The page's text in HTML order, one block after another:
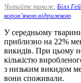
Читайте також: Білл
коров’ячою відрижкою
У середньому
приблизно на 22%
викидів. При цьому
кількістю
з низьким викидом
вони споживали.